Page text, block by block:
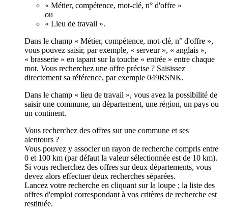
« Métier, compétence, mot-clé, n° d'offre »
ou
« Lieu de travail ».
Dans le champ « Métier, compétence, mot-clé, n° d'offre »,
vous pouvez saisir, par exemple, « serveur », « anglais »,
« brasserie » en tapant sur la touche « entrée » entre chaque
mot. Vous recherchez une offre précise ? Saisissez
directement sa référence, par exemple 049RSNK.
Dans le champ « lieu de travail », vous avez la possibilité de
saisir une commune, un département, une région, un pays ou
un continent.
Vous recherchez des offres sur une commune et ses
alentours ?
Vous pouvez y associer un rayon de recherche compris entre
0 et 100 km (par défaut la valeur sélectionnée est de 10 km).
Si vous recherchez des offres sur deux départements, vous
devez alors effectuer deux recherches séparées.
Lancez votre recherche en cliquant sur la loupe ; la liste des
offres d'emploi correspondant à vos critères de recherche est
restituée.